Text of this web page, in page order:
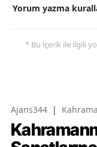
Yorum yazma
* Bu içerik ile ilgili
Ajans344 |